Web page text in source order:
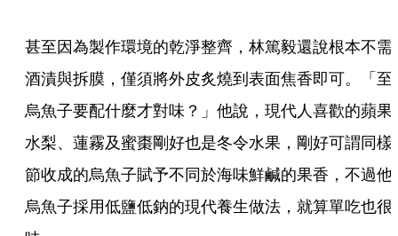
甚至因為製作環境的乾淨整齊，林篤毅還說根本不需
酒漬與拆膜，僅須將外皮炙燒到表面焦香即可。「至
烏魚子要配什麼才對味？」他說，現代人喜歡的蘋果
水梨、蓮霧及蜜棗剛好也是冬令水果，剛好可謂同樣
節收成的烏魚子賦予不同於海味鮮鹹的果香，不過他
烏魚子採用低鹽低鈉的現代養生做法，就算單吃也很